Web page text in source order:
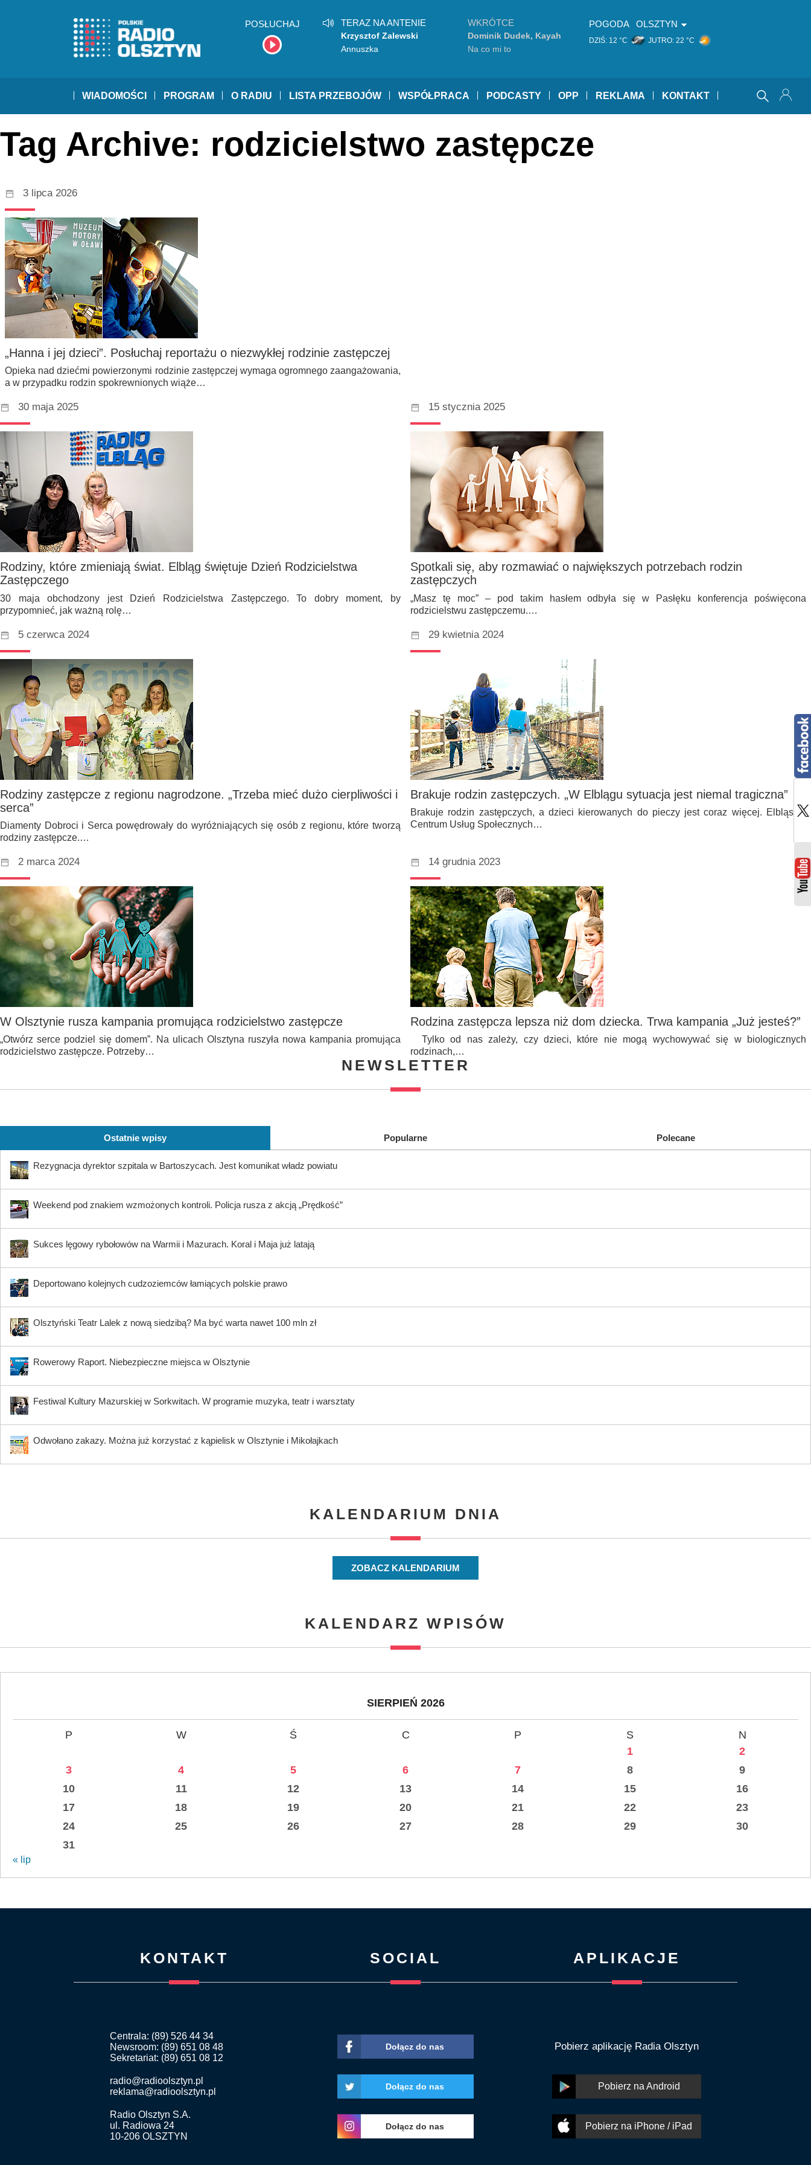
POSŁUCHAJ TERAZ NA ANTENIE
Krzysztof Zalewski
Annuszka
WKRÓTCE
Dominik Dudek, Kayah
Na co mi to
POGODA OLSZTYN
DZIŚ: 12 °C JUTRO: 22 °C
WIADOMOŚCI PROGRAM O RADIU LISTA PRZEBOJÓW WSPÓŁPRACA PODCASTY OPP REKLAMA KONTAKT
Tag Archive: rodzicielstwo zastępcze
3 lipca 2026
„Hanna i jej dzieci”. Posłuchaj reportażu o niezwykłej rodzinie zastępczej
Opieka nad dziećmi powierzonymi rodzinie zastępczej wymaga ogromnego zaangażowania,
a w przypadku rodzin spokrewnionych wiąże…
30 maja 2025
Rodziny, które zmieniają świat. Elbląg świętuje Dzień Rodzicielstwa
Zastępczego
30 maja obchodzony jest Dzień Rodzicielstwa Zastępczego. To dobry moment, by
przypomnieć, jak ważną rolę…
15 stycznia 2025
Spotkali się, aby rozmawiać o największych potrzebach rodzin
zastępczych
„Masz tę moc” – pod takim hasłem odbyła się w Pasłęku konferencja poświęcona
rodzicielstwu zastępczemu.…
5 czerwca 2024
Rodziny zastępcze z regionu nagrodzone. „Trzeba mieć dużo cierpliwości i
serca”
Diamenty Dobroci i Serca powędrowały do wyróżniających się osób z regionu, które tworzą
rodziny zastępcze.…
29 kwietnia 2024
Brakuje rodzin zastępczych. „W Elblągu sytuacja jest niemal tragiczna”
Brakuje rodzin zastępczych, a dzieci kierowanych do pieczy jest coraz więcej. Elbląskie
Centrum Usług Społecznych…
2 marca 2024
W Olsztynie rusza kampania promująca rodzicielstwo zastępcze
„Otwórz serce podziel się domem”. Na ulicach Olsztyna ruszyła nowa kampania promująca
rodzicielstwo zastępcze. Potrzeby…
14 grudnia 2023
Rodzina zastępcza lepsza niż dom dziecka. Trwa kampania „Już jesteś?”
Tylko od nas zależy, czy dzieci, które nie mogą wychowywać się w biologicznych
rodzinach,…
NEWSLETTER
Ostatnie wpisy Popularne Polecane
Rezygnacja dyrektor szpitala w Bartoszycach. Jest komunikat władz powiatu
Weekend pod znakiem wzmożonych kontroli. Policja rusza z akcją „Prędkość”
Sukces lęgowy rybołowów na Warmii i Mazurach. Koral i Maja już latają
Deportowano kolejnych cudzoziemców łamiących polskie prawo
Olsztyński Teatr Lalek z nową siedzibą? Ma być warta nawet 100 mln zł
Rowerowy Raport. Niebezpieczne miejsca w Olsztynie
Festiwal Kultury Mazurskiej w Sorkwitach. W programie muzyka, teatr i warsztaty
Odwołano zakazy. Można już korzystać z kąpielisk w Olsztynie i Mikołajkach
KALENDARIUM DNIA
ZOBACZ KALENDARIUM
KALENDARZ WPISÓW
SIERPIEŃ 2026
P W Ś C P S
N
1
2
3
4 5 6 7 8
9
10
11 12 13 14 15
16
17
18 19 20 21 22
23
24
25 26 27 28 29
30
31
« lip
KONTAKT
Centrala: (89) 526 44 34
Newsroom: (89) 651 08 48
Sekretariat: (89) 651 08 12
radio@radioolsztyn.pl
reklama@radioolsztyn.pl
Radio Olsztyn S.A.
ul. Radiowa 24
10-206 OLSZTYN
SOCIAL
Dołącz do nas
Dołącz do nas
Dołącz do nas
APLIKACJE
Pobierz aplikację Radia Olsztyn
Pobierz na Android
Pobierz na iPhone / iPad